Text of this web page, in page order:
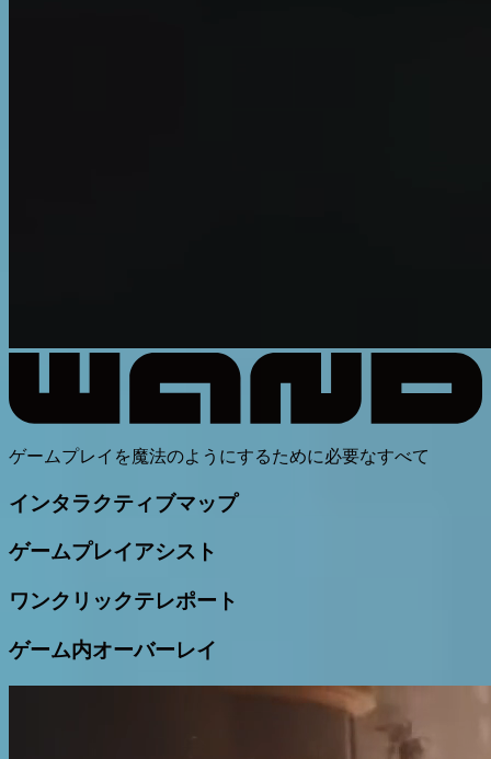
ゲームプレイを魔法のようにするために必要なすべて
インタラクティブマップ
ゲームプレイアシスト
ワンクリックテレポート
ゲーム内オーバーレイ